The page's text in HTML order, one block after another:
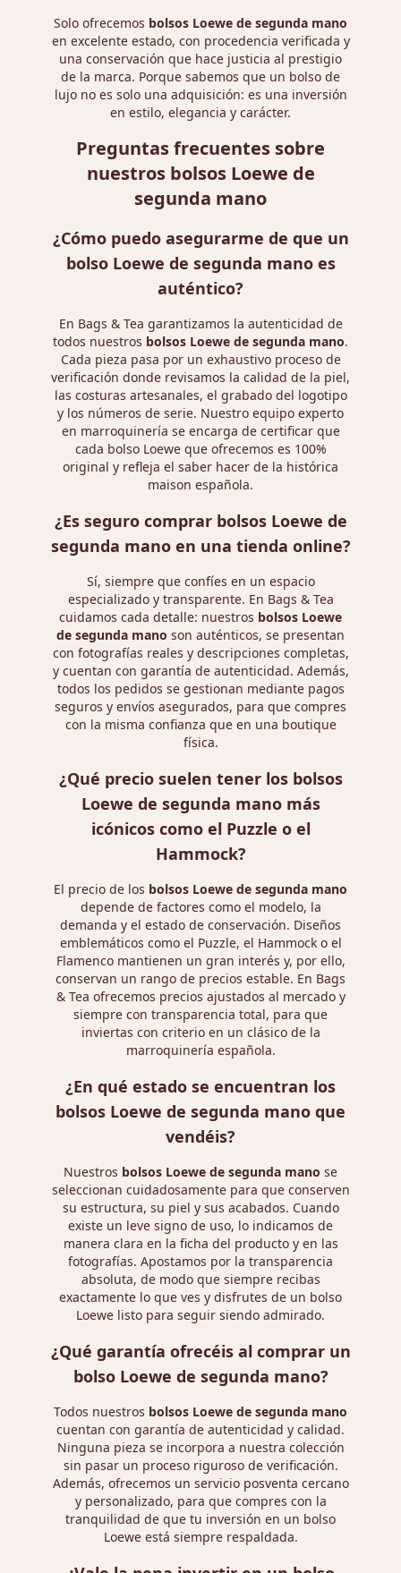
Solo ofrecemos bolsos Loewe de segunda mano
en excelente estado, con procedencia verificada y
una conservación que hace justicia al prestigio
de la marca. Porque sabemos que un bolso de
lujo no es solo una adquisición: es una inversión
en estilo, elegancia y carácter.
Preguntas frecuentes sobre
nuestros bolsos Loewe de
segunda mano
¿Cómo puedo asegurarme de que un
bolso Loewe de segunda mano es
auténtico?
En Bags & Tea garantizamos la autenticidad de
todos nuestros bolsos Loewe de segunda mano.
Cada pieza pasa por un exhaustivo proceso de
verificación donde revisamos la calidad de la piel,
las costuras artesanales, el grabado del logotipo
y los números de serie. Nuestro equipo experto
en marroquinería se encarga de certificar que
cada bolso Loewe que ofrecemos es 100%
original y refleja el saber hacer de la histórica
maison española.
¿Es seguro comprar bolsos Loewe de
segunda mano en una tienda online?
Sí, siempre que confíes en un espacio
especializado y transparente. En Bags & Tea
cuidamos cada detalle: nuestros bolsos Loewe
de segunda mano son auténticos, se presentan
con fotografías reales y descripciones completas,
y cuentan con garantía de autenticidad. Además,
todos los pedidos se gestionan mediante pagos
seguros y envíos asegurados, para que compres
con la misma confianza que en una boutique
física.
¿Qué precio suelen tener los bolsos
Loewe de segunda mano más
icónicos como el Puzzle o el
Hammock?
El precio de los bolsos Loewe de segunda mano
depende de factores como el modelo, la
demanda y el estado de conservación. Diseños
emblemáticos como el Puzzle, el Hammock o el
Flamenco mantienen un gran interés y, por ello,
conservan un rango de precios estable. En Bags
& Tea ofrecemos precios ajustados al mercado y
siempre con transparencia total, para que
inviertas con criterio en un clásico de la
marroquinería española.
¿En qué estado se encuentran los
bolsos Loewe de segunda mano que
vendéis?
Nuestros bolsos Loewe de segunda mano se
seleccionan cuidadosamente para que conserven
su estructura, su piel y sus acabados. Cuando
existe un leve signo de uso, lo indicamos de
manera clara en la ficha del producto y en las
fotografías. Apostamos por la transparencia
absoluta, de modo que siempre recibas
exactamente lo que ves y disfrutes de un bolso
Loewe listo para seguir siendo admirado.
¿Qué garantía ofrecéis al comprar un
bolso Loewe de segunda mano?
Todos nuestros bolsos Loewe de segunda mano
cuentan con garantía de autenticidad y calidad.
Ninguna pieza se incorpora a nuestra colección
sin pasar un proceso riguroso de verificación.
Además, ofrecemos un servicio posventa cercano
y personalizado, para que compres con la
tranquilidad de que tu inversión en un bolso
Loewe está siempre respaldada.